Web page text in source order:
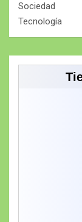
Sociedad
Tecnología